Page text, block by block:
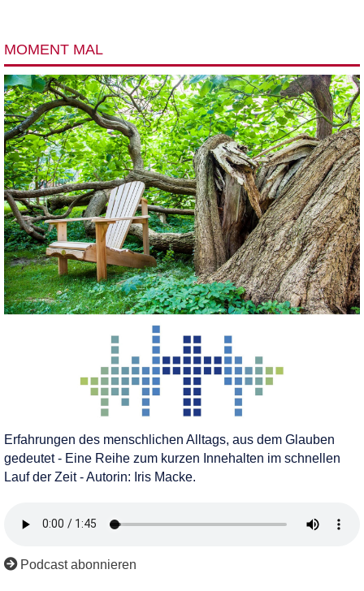
MOMENT MAL
Erfahrungen des menschlichen Alltags, aus dem Glauben
gedeutet - Eine Reihe zum kurzen Innehalten im schnellen
Lauf der Zeit - Autorin: Iris Macke.
Podcast abonnieren